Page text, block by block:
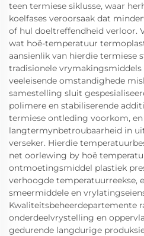
teen termiese siklusse, waar
koelfases veroorsaak dat
of hul doeltreffendheid verloor.
wat hoë-temperatuur
aansienlik van hierdie termiese
tradisionele vrymakingsmiddels
veeleisende omstandighede
samestelling sluit
polimere en stabiliserende
termiese ontleding voorkom, en
langtermynbetroubaarheid in
verseker. Hierdie
net oorlewing by hoë
ontmoetingsmiddel plastiek
verhoogde temperatuurreekse,
smeermiddele en
Kwaliteitsbeheerdepartemente
onderdeelvrystelling en
gedurende langdurige